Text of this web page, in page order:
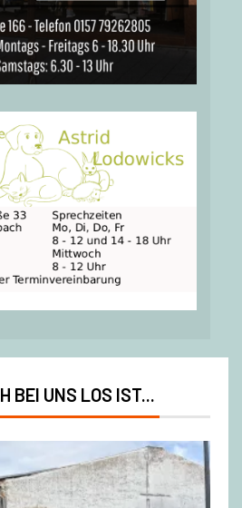
BEI UNS LOS IST...